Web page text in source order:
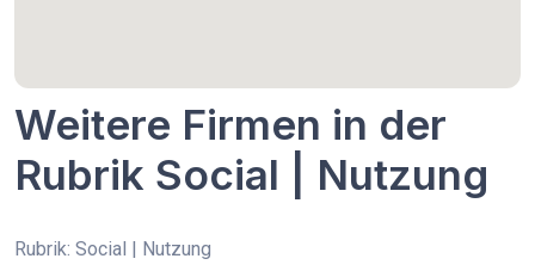
Weitere Firmen in der
Rubrik Social | Nutzung
Rubrik: Social | Nutzung